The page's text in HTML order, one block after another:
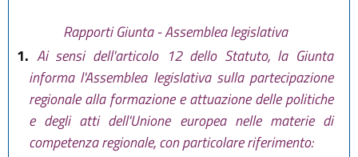
Rapporti Giunta - Assemblea legislativa
1. Ai sensi dell'articolo 12 dello Statuto, la Giunta
informa l'Assemblea legislativa sulla partecipazione
regionale alla formazione e attuazione delle politiche
e degli atti dell'Unione europea nelle materie di
competenza regionale, con particolare riferimento: